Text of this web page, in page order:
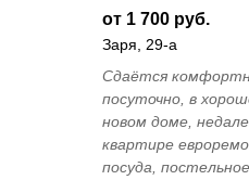
от 1 700 руб.
Заря, 29-а
Сдаётся
посуточно, в
новом доме,
квартире
посуда,